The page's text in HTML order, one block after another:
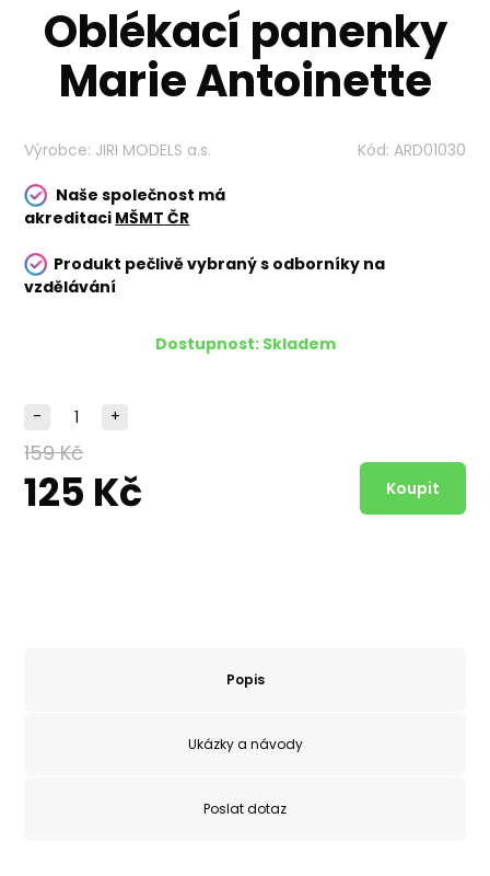
Oblékací panenky
Marie Antoinette
Výrobce: JIRI MODELS a.s. Kód: ARD01030
Naše společnost má
akreditaci MŠMT ČR
Produkt pečlivě vybraný s odborníky na
vzdělávání
Dostupnost: Skladem
159 Kč
125 Kč
- +
Popis
Ukázky a návody
Poslat dotaz